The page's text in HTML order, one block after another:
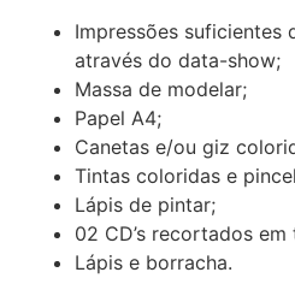
Impressões suficientes
através do data-show;
Massa de modelar;
Papel A4;
Canetas e/ou giz
Tintas coloridas e
Lápis de pintar;
02 CD’s recortados
Lápis e borracha.